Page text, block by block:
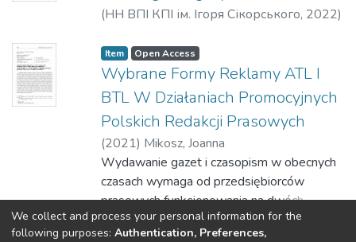
(НН ВПІ КПІ ім. Ігоря Сікорського, 2022)
Item Open Access
Wybrane Formy Reklamy ATL I
BTL W Działaniach Promocyjnych
Polskich Redakcji Prasowych
(2021) Mikosz, Joanna
Wydawanie gazet i czasopism w obecnych
czasach wymaga od przedsiębiorców
prasowych funkcjonowania na dwóch
rynkach: czytelniczym i reklamowym. Muszą
Show more
We collect and process your personal information for the
following purposes: Authentication, Preferences,